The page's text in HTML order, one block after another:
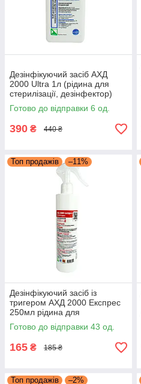
Дезінфікуючий засіб АХД
2000 Ultra 1л (рідина для
стерилізації, дезінфектор)
Готово до відправки 6 од.
390 ₴ 440 ₴
Топ продажів –11%
Дезінфікуючий засіб із
тригером АХД 2000 Експрес
250мл рідина для
стерилізації манікюрних
інструментів
Готово до відправки 43 од.
165 ₴ 185 ₴
Топ продажів –2%